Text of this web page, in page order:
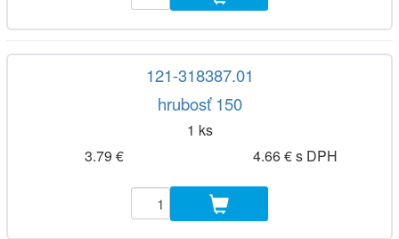
121-318387.01
hrubosť 150
1 ks
3.79 €
4.66 € s DPH